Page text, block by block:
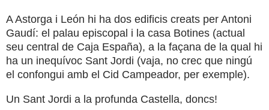
A Astorga i León hi ha dos edificis creats per Antoni
Gaudí: el palau episcopal i la casa Botines (actual
seu central de Caja España), a la façana de la qual hi
ha un inequívoc Sant Jordi (vaja, no crec que ningú
el confongui amb el Cid Campeador, per exemple).
Un Sant Jordi a la profunda Castella, doncs!